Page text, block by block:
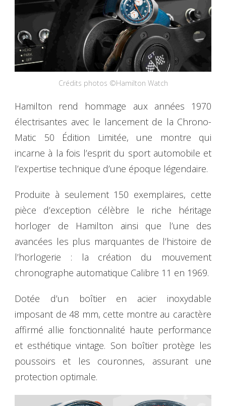
Crédits photos ©Hamilton Watch
Hamilton rend hommage aux années 1970
électrisantes avec le lancement de la Chrono-
Matic 50 Édition Limitée, une montre qui
incarne à la fois l’esprit du sport automobile et
l’expertise technique d’une époque légendaire.
Produite à seulement 150 exemplaires, cette
pièce d’exception célèbre le riche héritage
horloger de Hamilton ainsi que l’une des
avancées les plus marquantes de l’histoire de
l’horlogerie : la création du mouvement
chronographe automatique Calibre 11 en 1969.
Dotée d’un boîtier en acier inoxydable
imposant de 48 mm, cette montre au caractère
affirmé allie fonctionnalité haute performance
et esthétique vintage. Son boîtier protège les
poussoirs et les couronnes, assurant une
protection optimale.